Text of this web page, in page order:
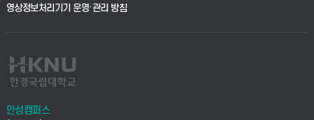
사회안전시스템공학부
사이버캠퍼스(전문학사 및 전공심화)
시설바로처리서비스
산학협력단
취업지원센터
영상정보처리기기 운영·관리 방침
안성캠퍼스